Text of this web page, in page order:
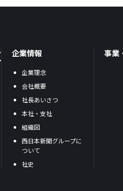
企業情報
企業理念
会社概要
社長あいさつ
本社・支社
組織図
西日本新聞グループに
ついて
社史
事業